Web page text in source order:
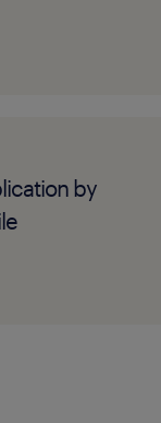
by